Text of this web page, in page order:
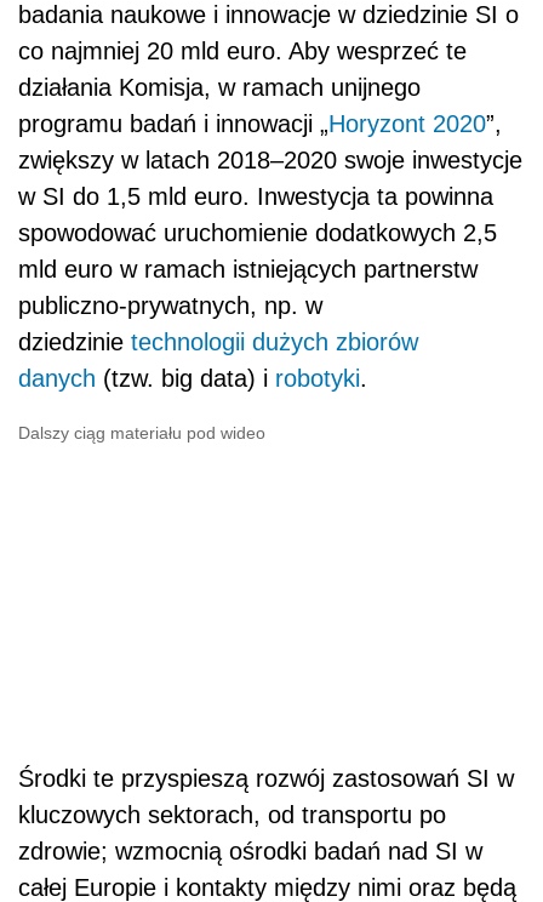
badania naukowe i innowacje w dziedzinie SI o
co najmniej 20 mld euro. Aby wesprzeć te
działania Komisja, w ramach unijnego
programu badań i innowacji „Horyzont 2020”,
zwiększy w latach 2018–2020 swoje inwestycje
w SI do 1,5 mld euro. Inwestycja ta powinna
spowodować uruchomienie dodatkowych 2,5
mld euro w ramach istniejących partnerstw
publiczno-prywatnych, np. w
dziedzinie technologii dużych zbiorów
danych (tzw. big data) i robotyki.
Dalszy ciąg materiału pod wideo
Środki te przyspieszą rozwój zastosowań SI w
kluczowych sektorach, od transportu po
zdrowie; wzmocnią ośrodki badań nad SI w
całej Europie i kontakty między nimi oraz będą